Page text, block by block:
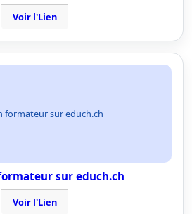
Voir l'Lien
formateur sur educh.ch
sur educh.ch
Voir l'Lien